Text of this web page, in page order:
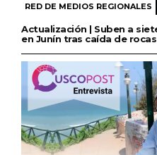
RED DE MEDIOS REGIONALES
Actualización | Suben a
en Junín tras caída de